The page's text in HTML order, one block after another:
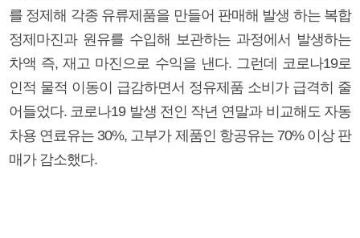
를 정제해 각종 유류제품을 만들어 판매해 발생 하는 복합
정제마진과 원유를 수입해 보관하는 과정에서 발생하는
차액 즉, 재고 마진으로 수익을 낸다. 그런데 코로나19로
인적 물적 이동이 급감하면서 정유제품 소비가 급격히 줄
어들었다. 코로나19 발생 전인 작년 연말과 비교해도 자동
차용 연료유는 30%, 고부가 제품인 항공유는 70% 이상 판
매가 감소했다.